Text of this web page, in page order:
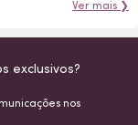
Ver mais ❯
exclusivos?
nos